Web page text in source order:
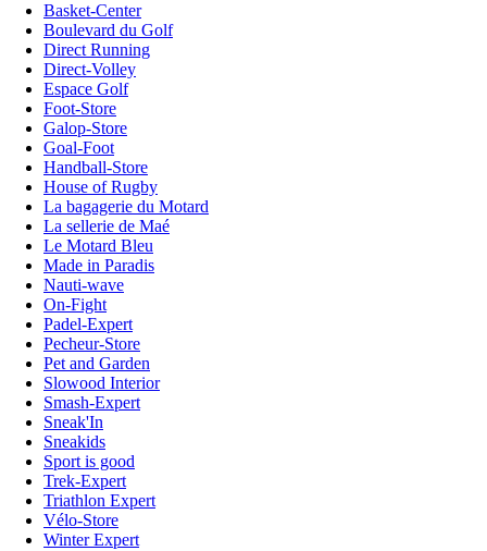
Basket-Center
Boulevard du Golf
Direct Running
Direct-Volley
Espace Golf
Foot-Store
Galop-Store
Goal-Foot
Handball-Store
House of Rugby
La bagagerie du Motard
La sellerie de Maé
Le Motard Bleu
Made in Paradis
Nauti-wave
On-Fight
Padel-Expert
Pecheur-Store
Pet and Garden
Slowood Interior
Smash-Expert
Sneak'In
Sneakids
Sport is good
Trek-Expert
Triathlon Expert
Vélo-Store
Winter Expert